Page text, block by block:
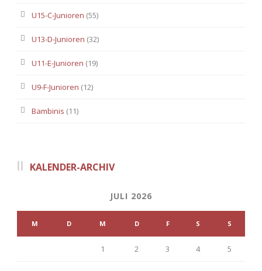
U15-C-Junioren (55)
U13-D-Junioren (32)
U11-E-Junioren (19)
U9-F-Junioren (12)
Bambinis (11)
KALENDER-ARCHIV
JULI 2026
M D M D F S S
1 2 3 4 5